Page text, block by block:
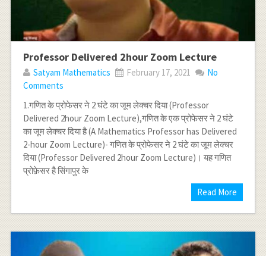
Professor Delivered 2hour Zoom Lecture
Satyam Mathematics February 17, 2021
No
Comments
1.गणित के प्रोफेसर ने 2 घंटे का जूम लेक्चर दिया (Professor
Delivered 2hour Zoom Lecture),गणित के एक प्रोफेसर ने 2 घंटे
का जूम लेक्चर दिया है (A Mathematics Professor has Delivered
2-hour Zoom Lecture)- गणित के प्रोफेसर ने 2 घंटे का जूम लेक्चर
दिया (Professor Delivered 2hour Zoom Lecture)। यह गणित
प्रोफ़ेसर है सिंगापुर के
Read More